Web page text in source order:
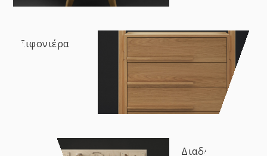
Σιφονιέρα
Διαδραστικός